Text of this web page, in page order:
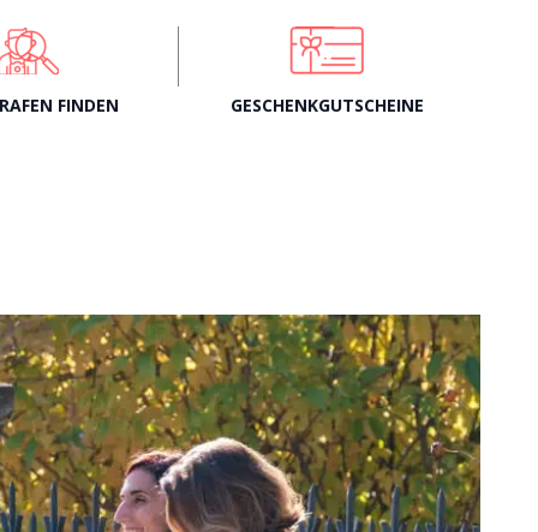
FINDEN GESCHENKGUTSCHEINE